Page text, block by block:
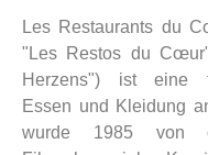
Les Restaurants du
"Les Restos du
Herzens") ist eine
Essen und Kleidung
wurde 1985 von